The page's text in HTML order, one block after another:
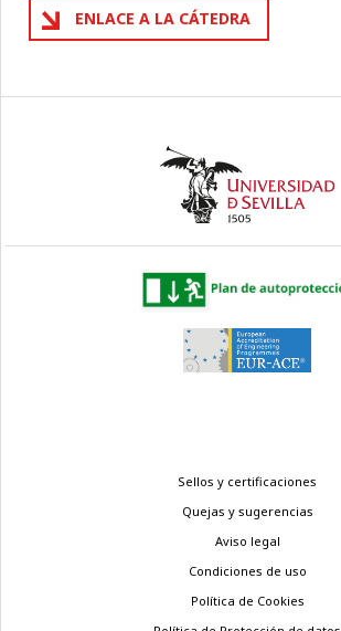
ENLACE A LA CÁTEDRA
Sellos y certificaciones
Quejas y sugerencias
Aviso legal
Condiciones de uso
Política de Cookies